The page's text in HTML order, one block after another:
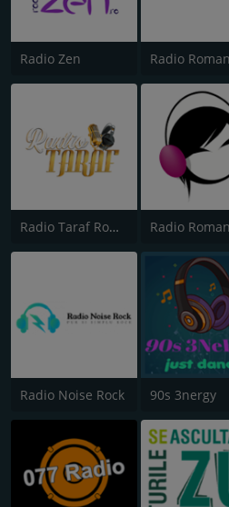
Radio Zen
Radio Taraf Romania
Radio Noise Rock 90s 3nergy